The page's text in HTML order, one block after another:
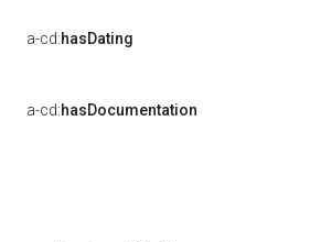
a-cd:hasDating
a-cd:hasDocumentation